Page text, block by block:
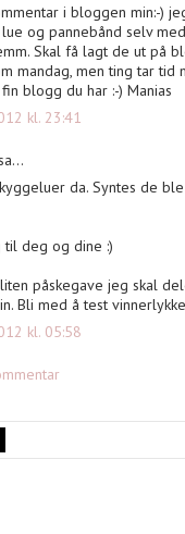
i bloggen min:-)
og pannebånd selv med
Skal få lagt de ut på
mandag, men ting tar tid
blogg du har :-) Manias
kl. 23:41
da. Syntes de
til deg og dine :)
påskegave jeg skal
Bli med å test
kl. 05:58